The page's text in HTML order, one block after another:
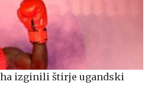
izginili štirje ugandski